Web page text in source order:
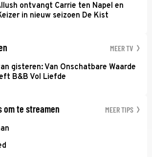
ontvangt Carrie ten Napel en
in nieuw seizoen De Kist
MEER TV
gisteren: Van Onschatbare Waarde
B&B Vol Liefde
om te streamen MEER TIPS